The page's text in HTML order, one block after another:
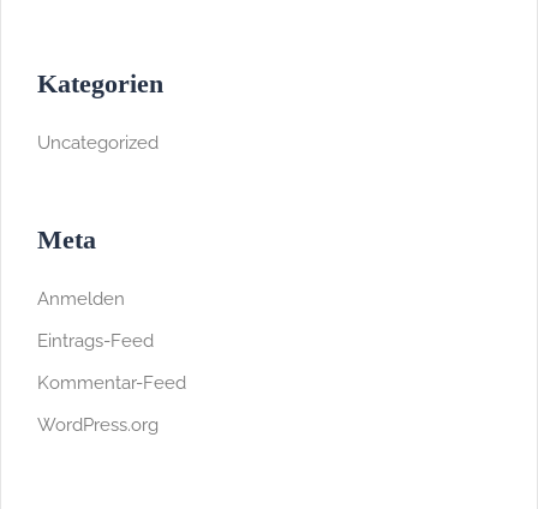
Kategorien
Uncategorized
Meta
Anmelden
Eintrags-Feed
Kommentar-Feed
WordPress.org